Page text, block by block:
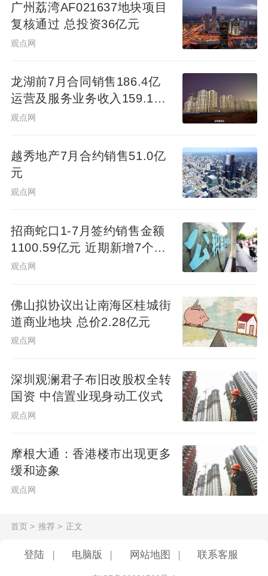
那么星瀚280万起的总价，确实提供了一个低
门槛留在主城区的机会。
在如今房企暴雷频发的背景下，广州地铁 越
秀地产的双国企背景，也给购房者吃下了一
颗定心丸。毕竟，在当下的市场，“安全交
广州荔湾AF021637地块项目
复核通过 总投资36亿元
观点网
龙湖前7月合同销售186.4亿
运营及服务业务收入159.1亿
元
观点网
越秀地产7月合约销售51.0亿
元
观点网
招商蛇口1-7月签约销售金额
1100.59亿元 近期新增7个项
目
观点网
佛山拟协议出让南海区桂城街
道商业地块 总价2.28亿元
观点网
深圳观澜君子布旧改股权全转
国资 中信置业现身动工仪式
观点网
摩根大通：香港楼市出现更多
缓和迹象
观点网
首页 > 推荐 > 正文
登陆 电脑版 网站地图 联系客服